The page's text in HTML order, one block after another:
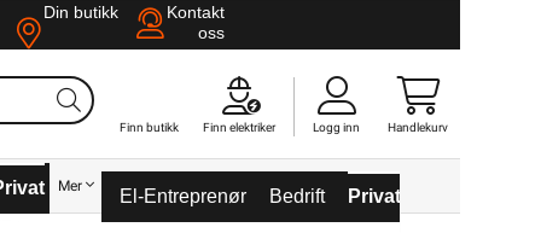
Dokumentasjon Tilbehør Lagerstatus
70110 / 70130.
stikkontakt i kanalsystemet.
komponenter for enkel tilgang til strøm og data på
Teknisk beskrivelse
Halogenfri. For standard "ELKO" utstyr
innføring av kabel/ledninger. Benyttes til
Partnere
320+ på lager
Min butikk ikke valgt, velg
Min butikk
Hent-i-Butikk
Sjekklagerstatus
El-Entreprenør Bedrift Privat
Din butikk
Kontakt
oss
Finn butikk Finn elektriker Logg inn Handlekurv
Mer Varemerker